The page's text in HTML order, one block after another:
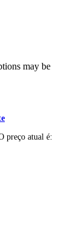
may be
preço atual é: